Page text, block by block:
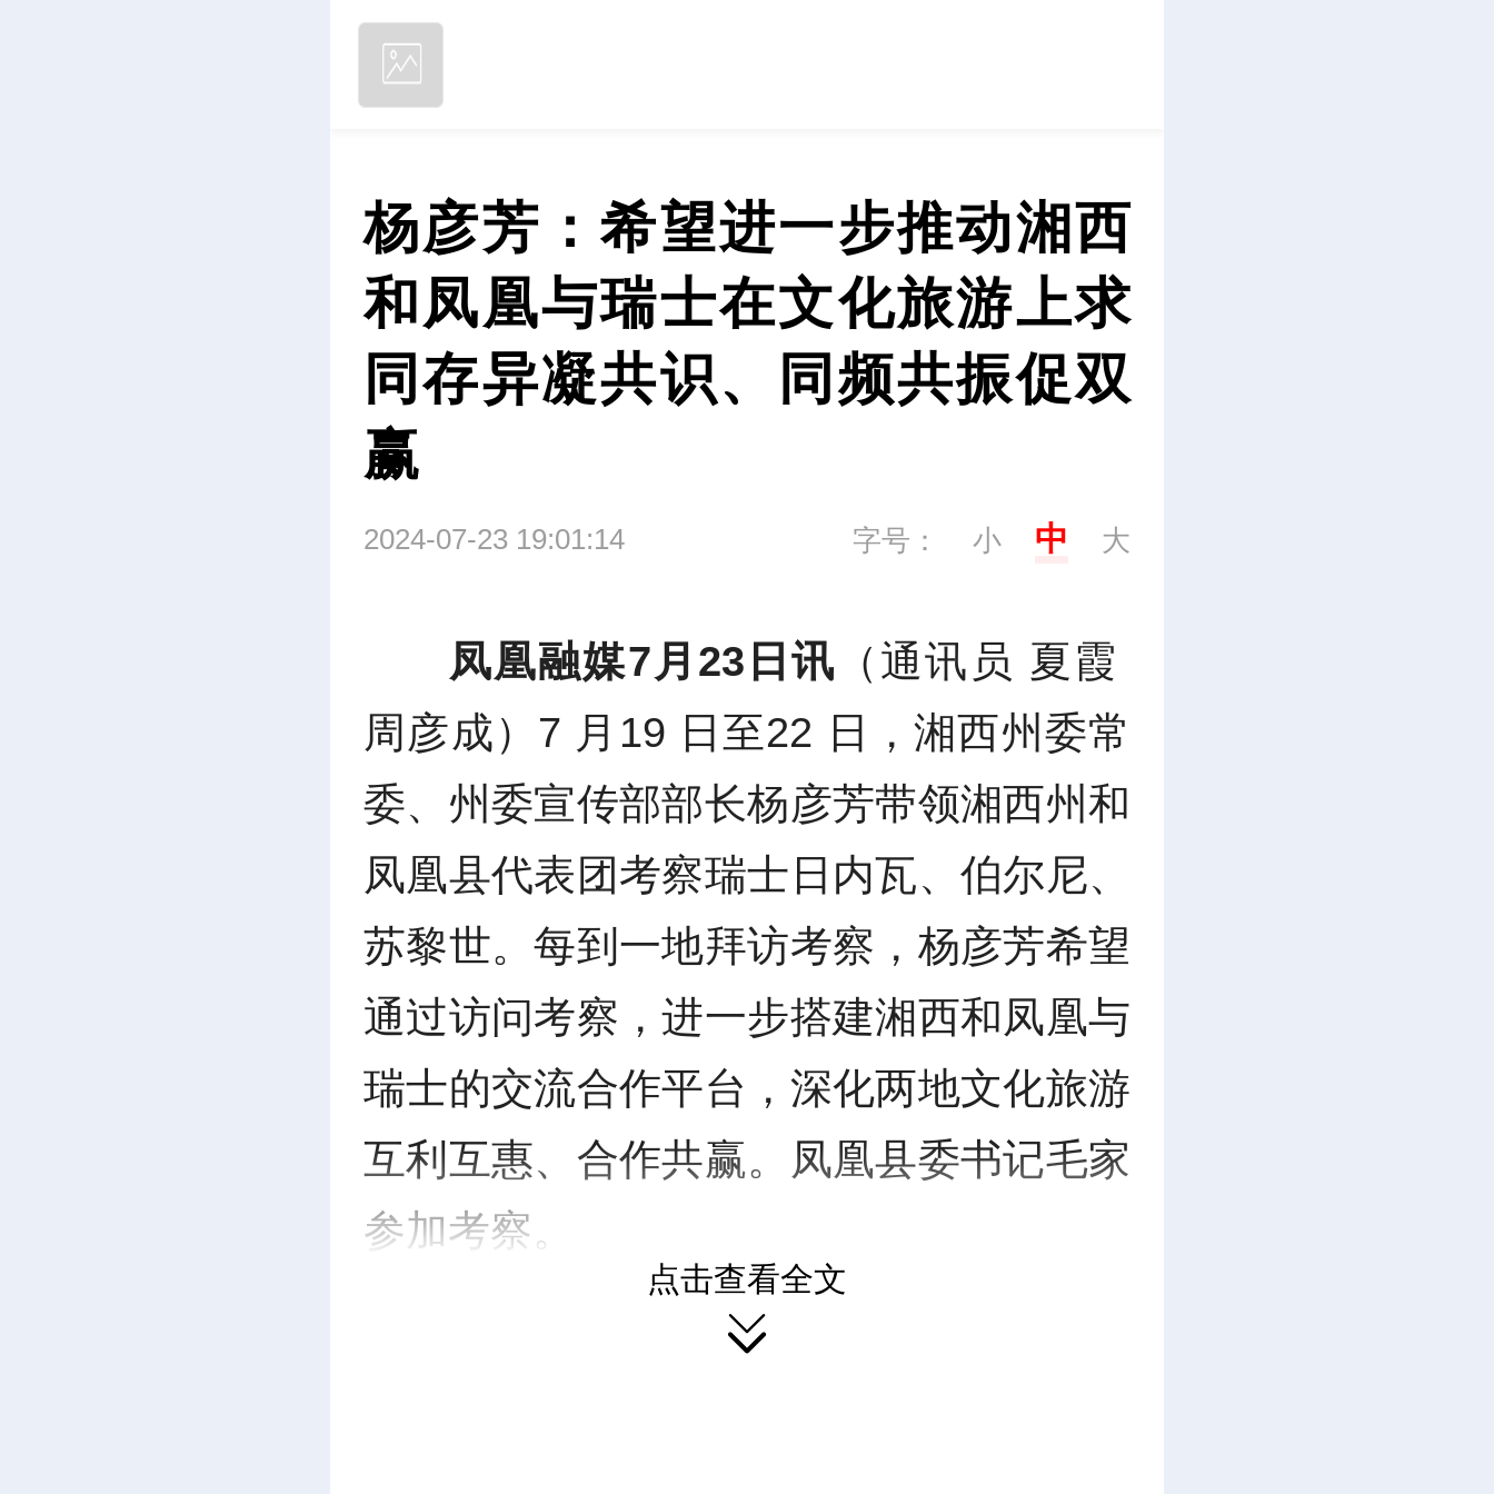
杨彦芳：希望进一步推动湘西
和凤凰与瑞士在文化旅游上求
同存异凝共识、同频共振促双
赢
2024-07-23 19:01:14 字号： 小 中 大
凤凰融媒7月23日讯 （通讯员 夏霞
周彦成）7 月19 日至22 日，湘西州委常
委、州委宣传部部长杨彦芳带领湘西州和
凤凰县代表团考察瑞士日内瓦、伯尔尼、
苏黎世。每到一地拜访考察，杨彦芳希望
通过访问考察，进一步搭建湘西和凤凰与
瑞士的交流合作平台，深化两地文化旅游
互利互惠、合作共赢。凤凰县委书记毛家
参加考察。
点击查看全文
